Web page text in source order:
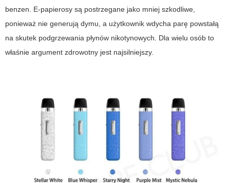
benzen. E-papierosy są postrzegane jako mniej szkodliwe,
ponieważ nie generują dymu, a użytkownik wdycha parę powstałą
na skutek podgrzewania płynów nikotynowych. Dla wielu osób to
właśnie argument zdrowotny jest najsilniejszy.